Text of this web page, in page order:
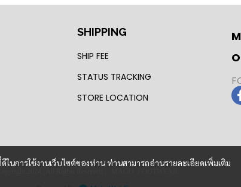
การใช้งานเว็บไซต์ของท่าน ท่านสามารถอ่านรายละเอียดเพิ่มเติม
SHIPPING
SHIP FEE
STATUS TRACKING
STORE LOCATION